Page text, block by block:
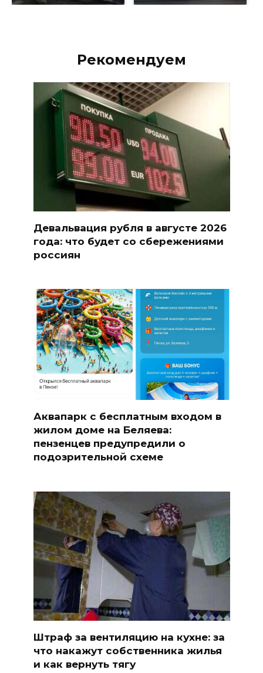
Рекомендуем
Девальвация рубля в августе 2026
года: что будет со сбережениями
россиян
Аквапарк с бесплатным входом в
жилом доме на Беляева:
пензенцев предупредили о
подозрительной схеме
Штраф за вентиляцию на кухне: за
что накажут собственника жилья
и как вернуть тягу